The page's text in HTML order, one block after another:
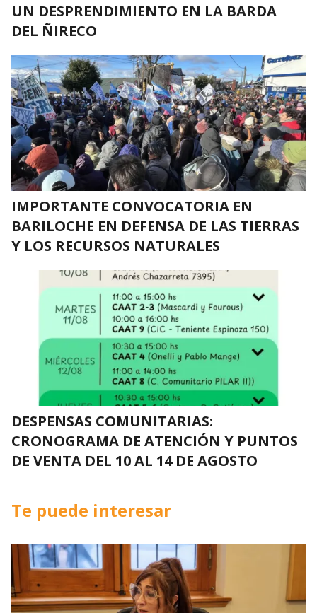
UN DESPRENDIMIENTO EN LA BARDA
DEL ÑIRECO
IMPORTANTE CONVOCATORIA EN
BARILOCHE EN DEFENSA DE LAS TIERRAS
Y LOS RECURSOS NATURALES
DESPENSAS COMUNITARIAS:
CRONOGRAMA DE ATENCIÓN Y PUNTOS
DE VENTA DEL 10 AL 14 DE AGOSTO
Te puede interesar